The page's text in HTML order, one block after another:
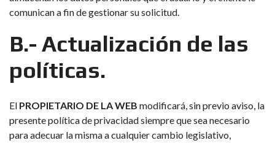
comunican a fin de gestionar su solicitud.
B.- Actualización de las
políticas.
El PROPIETARIO DE LA WEB modificará, sin previo aviso, la
presente política de privacidad siempre que sea necesario
para adecuar la misma a cualquier cambio legislativo,